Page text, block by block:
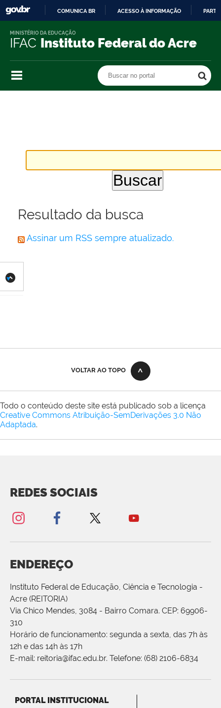
O
COMUNICA BR ACESSO À INFORMAÇÃO
IFAC Instituto Federal do Acre
MINISTÉRIO DA EDUCAÇÃO
Buscar no portal
Resultado da busca
Assinar um RSS sempre atualizado.
VOLTAR AO TOPO
Todo o conteúdo deste site está publicado sob a licença
Creative Commons Atribuição-SemDerivações 3.0 Não
Adaptada.
REDES SOCIAIS
ENDEREÇO
Instituto Federal de Educação, Ciência e Tecnologia -
Acre (REITORIA)
Via Chico Mendes, 3084 - Bairro Comara. CEP: 69906-
310
Horário de funcionamento: segunda a sexta, das 7h às
12h e das 14h às 17h
E-mail: reitoria@ifac.edu.br. Telefone: (68) 2106-6834
PORTAL INSTITUCIONAL